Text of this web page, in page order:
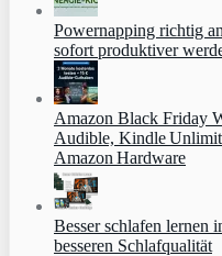
Powernapping richtig
sofort produktiver
Amazon Black Friday
Audible, Kindle
Amazon Hardware
Besser schlafen lernen
besseren Schlafqualität